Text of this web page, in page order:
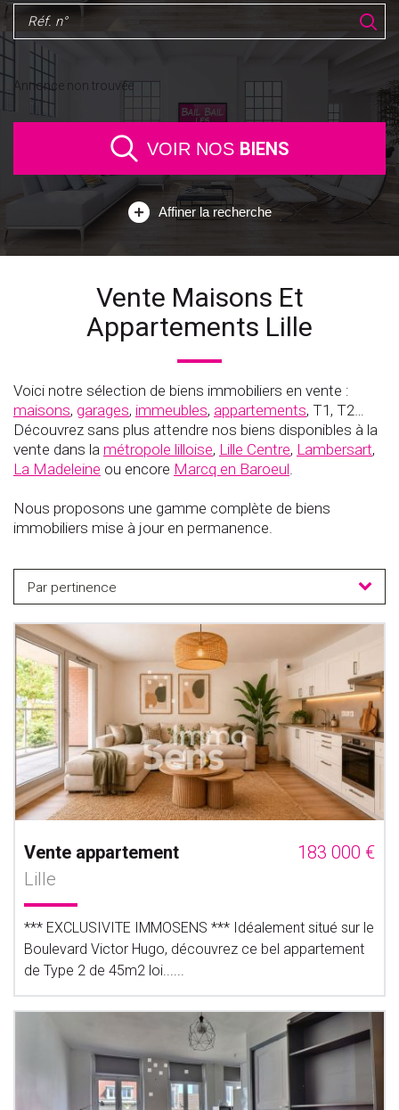
Annonce non trouvée
Affiner la recherche
VOIR NOS BIENS
Vente Maisons Et
Appartements Lille
Voici notre sélection de biens immobiliers en vente :
maisons, garages, immeubles, appartements, T1, T2…
Découvrez sans plus attendre nos biens disponibles à la
vente dans la métropole lilloise, Lille Centre, Lambersart,
La Madeleine ou encore Marcq en Baroeul.
Nous proposons une gamme complète de biens
immobiliers mise à jour en permanence.
Par pertinence
Vente appartement
183 000 €
Lille
*** EXCLUSIVITE IMMOSENS *** Idéalement situé sur le
Boulevard Victor Hugo, découvrez ce bel appartement
de Type 2 de 45m2 loi......